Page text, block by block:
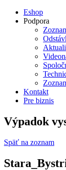
Eshop
Podpora
Kontakt
Pre biznis
Výpadok
Späť na zoznam